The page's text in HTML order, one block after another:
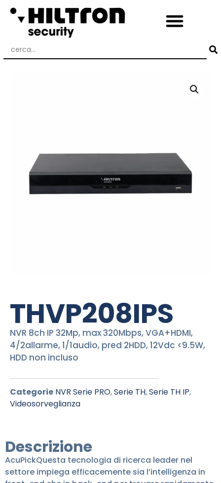
THVP208IPS
NVR 8ch IP 32Mp, max 320Mbps, VGA+HDMI,
4/2allarme, 1/1audio, pred 2HDD, 12Vdc <9.5W,
HDD non incluso
Categorie NVR Serie PRO,Serie TH,Serie TH IP,
Videosorveglianza
Descrizione
AcuPickQuesta tecnologia di ricerca leader nel
settore impiega efficacemente sia l’intelligenza in